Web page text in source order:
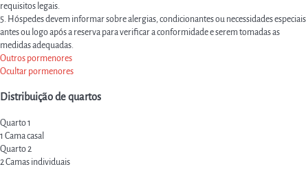
requisitos legais.
5. Hóspedes devem informar sobre alergias, condicionantes ou necessidades especiais
antes ou logo após a reserva para verificar a conformidade e serem tomadas as
medidas adequadas.
Outros pormenores
Ocultar pormenores
Distribuição de quartos
Quarto 1
1 Cama casal
Quarto 2
2 Camas individuais